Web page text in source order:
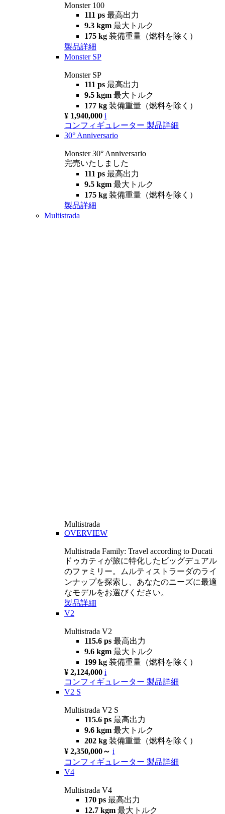
Monster 100
111 ps 最高出力
9.3 kgm 最大トルク
175 kg 装備重量（燃料を除く）
製品詳細
Monster SP
Monster SP
111 ps 最高出力
9.5 kgm 最大トルク
177 kg 装備重量（燃料を除く）
¥ 1,940,000 i
コンフィギュレーター 製品詳細
30° Anniversario
Monster 30° Anniversario
完売いたしました
111 ps 最高出力
9.5 kgm 最大トルク
175 kg 装備重量（燃料を除く）
製品詳細
Multistrada
Multistrada
OVERVIEW
Multistrada Family: Travel according to Ducati
ドゥカティが旅に特化したビッグデュアル
のファミリー。ムルティストラーダのライ
ンナップを探索し、あなたのニーズに最適
なモデルをお選びください。
製品詳細
V2
Multistrada V2
115.6 ps 最高出力
9.6 kgm 最大トルク
199 kg 装備重量（燃料を除く）
¥ 2,124,000 i
コンフィギュレーター 製品詳細
V2 S
Multistrada V2 S
115.6 ps 最高出力
9.6 kgm 最大トルク
202 kg 装備重量（燃料を除く）
¥ 2,350,000～ i
コンフィギュレーター 製品詳細
V4
Multistrada V4
170 ps 最高出力
12.7 kgm 最大トルク